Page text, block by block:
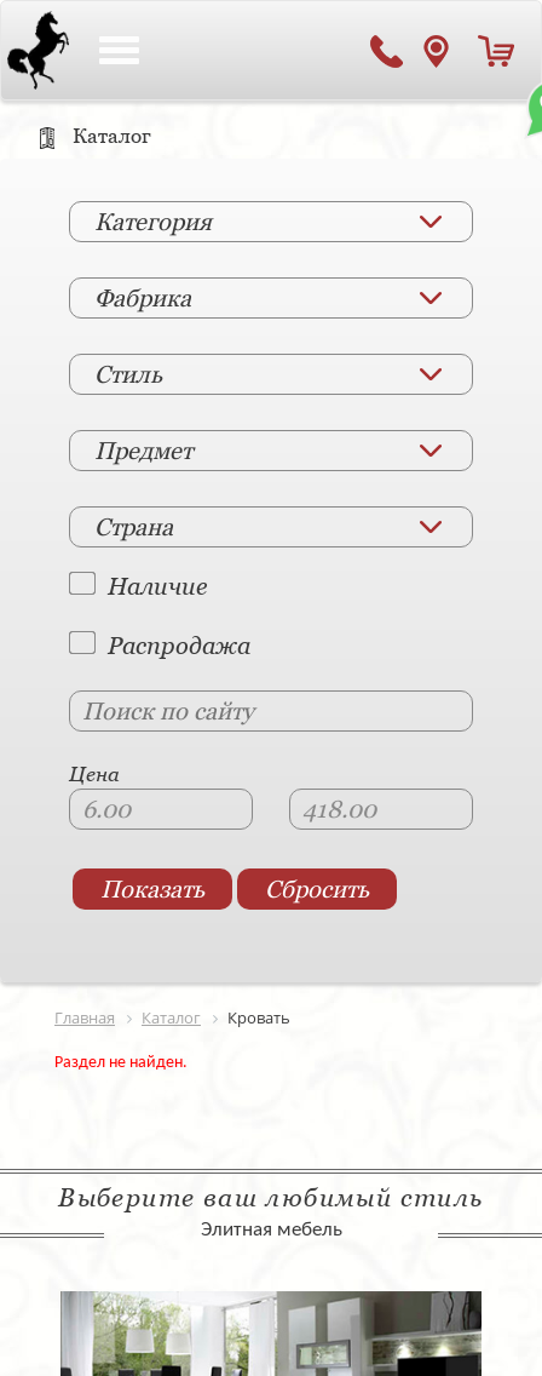
Каталог
Категория
Фабрика
Стиль
Предмет
Страна
Наличие
Распродажа
Цена
Главная Каталог Кровать
Раздел не найден.
Выберите ваш любимый стиль
Элитная мебель